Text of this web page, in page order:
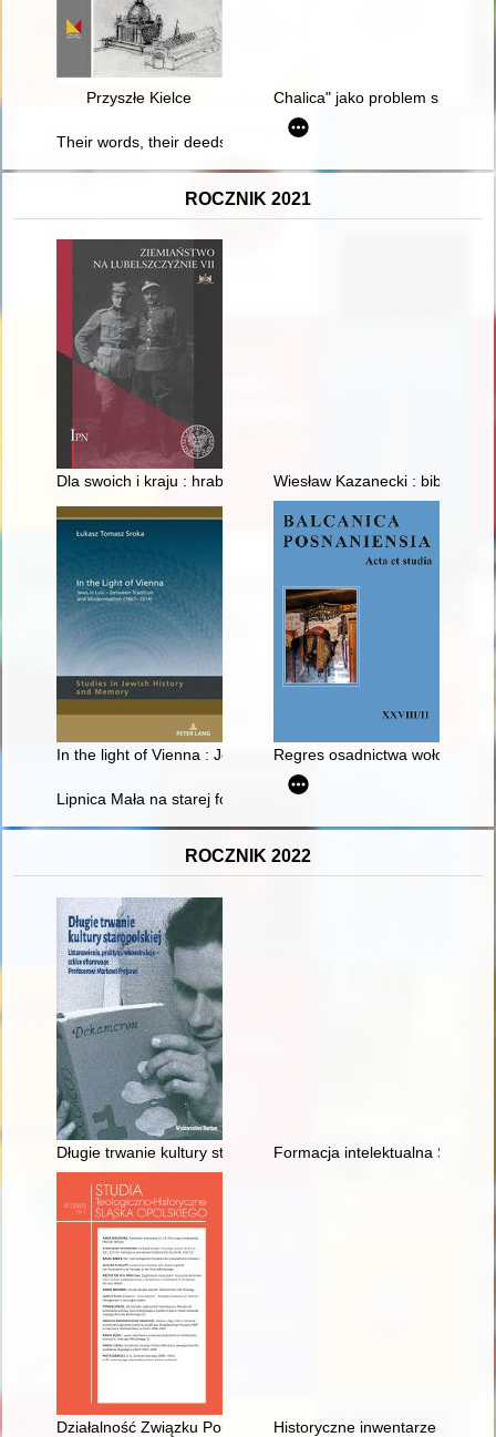
Przyszłe Kielce Chalica" jako problem
Their words, their deeds : the January Uprising in the
ROCZNIK 2021
Dla swoich i kraju : hrabia Maurycy Potocki z Jabłonny
Wiesław Kazanecki :
In the light of Vienna : Jews in Lviv, between tradition and
Regres osadnictwa
Lipnica Mała na starej fotografii
ROCZNIK 2022
Długie trwanie kultury staropolskiej : ustanowienia, praktyki,
Formacja intelektualna Sługi
Działalność Związku Polskiej Młodzieży Ewangelickiej
Historyczne inwentarze